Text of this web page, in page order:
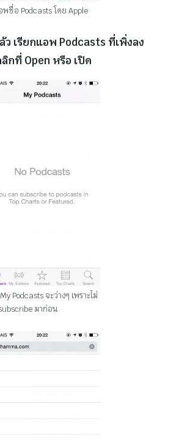
พชื่อ Podcasts โดย Apple
ว เรียกแอพ Podcasts ที่เพิ่งลง
กที่ Open หรือ เปิด
Podcasts จะว่างๆ เพราะไม่
มาก่อน